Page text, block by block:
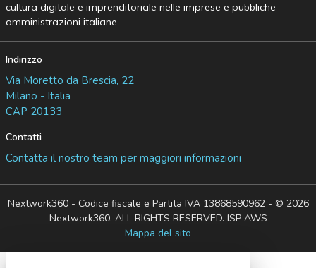
cultura digitale e imprenditoriale nelle imprese e pubbliche
amministrazioni italiane.
Indirizzo
Via Moretto da Brescia, 22
Milano - Italia
CAP 20133
Contatti
Contatta il nostro team per maggiori informazioni
Nextwork360 - Codice fiscale e Partita IVA 13868590962 - © 2026
Nextwork360. ALL RIGHTS RESERVED. ISP AWS
Mappa del sito